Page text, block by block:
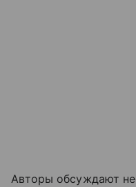
Авторы обсуждают